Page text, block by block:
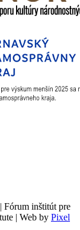
Fórum inštitút pre
| Web by Pixel